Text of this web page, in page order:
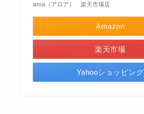
aroa（アロア） 楽天市場店
Amazon
楽天市場
Yahooショッピング